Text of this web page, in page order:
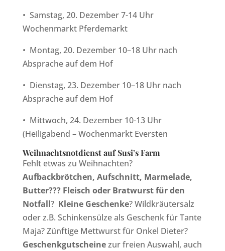
• Samstag, 20. Dezember 7-14 Uhr
Wochenmarkt Pferdemarkt
• Montag, 20. Dezember 10–18 Uhr nach
Absprache auf dem Hof
• Dienstag, 23. Dezember 10–18 Uhr nach
Absprache auf dem Hof
• Mittwoch, 24. Dezember 10-13 Uhr
(Heiligabend – Wochenmarkt Eversten
Weihnachtsnotdienst auf Susi’s Farm
Fehlt etwas zu Weihnachten?
Aufbackbrötchen, Aufschnitt, Marmelade,
Butter??? Fleisch oder Bratwurst für den
Notfall? Kleine Geschenke? Wildkräutersalz
oder z.B. Schinkensülze als Geschenk für Tante
Maja? Zünftige Mettwurst für Onkel Dieter?
Geschenkgutscheinezur freien Auswahl, auch